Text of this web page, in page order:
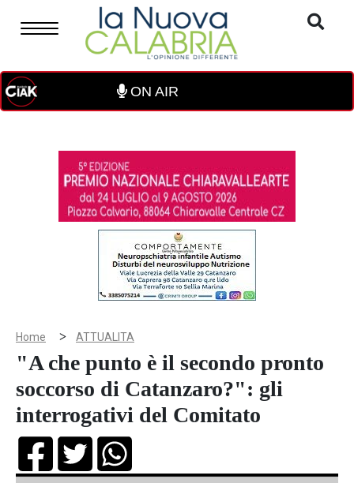
ON AIR
Home > ATTUALITA
"A che punto è il secondo pronto
soccorso di Catanzaro?": gli
interrogativi del Comitato